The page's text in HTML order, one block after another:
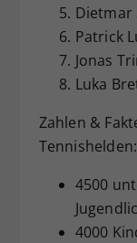
Dietmar
Patrick
Jonas
Luka
Zahlen &
Tennishelden:
4500
4000